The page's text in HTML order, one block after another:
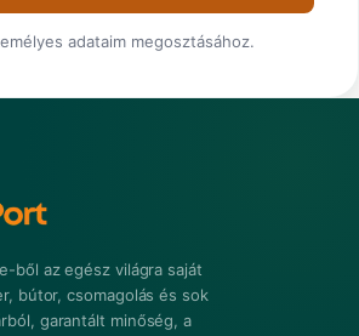
adataim megosztásához.
ből az egész világra saját
bútor, csomagolás és sok
garantált minőség, a